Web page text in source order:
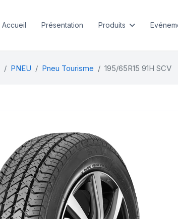
Accueil Présentation Produits
PNEU Pneu Tourisme 195/65R15 91H SCV